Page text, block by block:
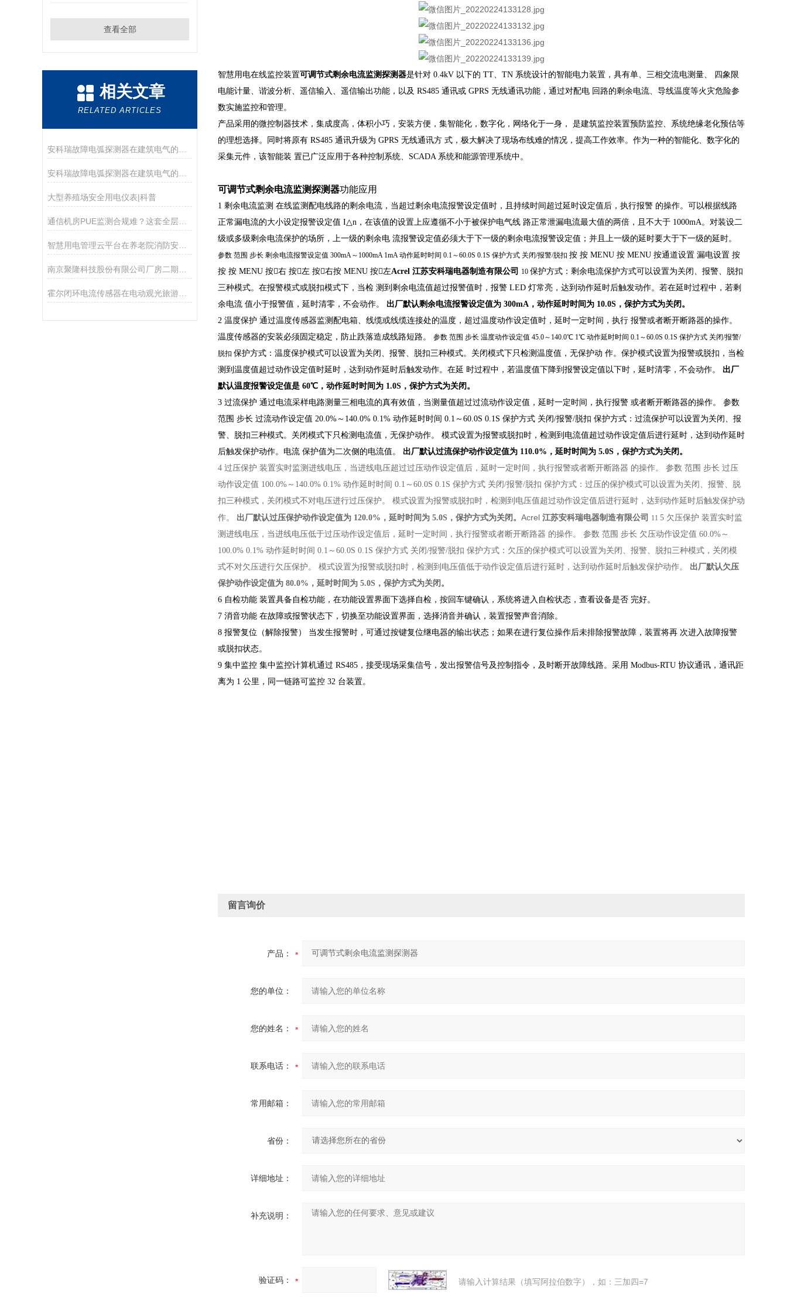
查看全部
相关文章
RELATED ARTICLES
大型养殖场安全用电仪表|科普
通信机房PUE监测合规难？这套全层级硬件直接满足双碳考核要求
智慧用电管理云平台在养老院消防安全工作中的应用
霍尔闭环电流传感器在电动观光旅游车上的应用
智慧用电在线监控装置可调节式剩余电流监测探测器是针对 0.4kV 以下的 TT、TN 系统设计的智能电力装置，具有单、三相交流电测量、
四象限
电能计量、谐波分析、遥信输入、遥信输出功能，以及 RS485 通讯或 GPRS 无线通讯功能，通过对配电 回路的剩余电流、导线温度等火灾危险参
数实施监控和管理。
产品采用的微控制器技术，集成度高，体积小巧，安装方便，集智能化，数字化，网络化于一身， 是建筑监控装置预防监控、系统绝缘老化预估等
的理想选择。同时将原有 RS485 通讯升级为 GPRS 无线通讯方 式，极大解决了现场布线难的情况，提高工作效率。作为一种的智能化、数字化的
采集元件，该智能装 置已广泛应用于各种控制系统、SCADA 系统和能源管理系统中。
可调节式剩余电流监测探测器功能应用
1 剩余电流监测 在线监测配电线路的剩余电流，当超过剩余电流报警设定值时，且持续时间超过延时设定值后，执行报警 的操作。可以根据线路
正常漏电流的大小设定报警设定值 I△n，在该值的设置上应遵循不小于被保护电气线 路正常泄漏电流最大值的两倍，且不大于 1000mA。对装设二
级或多级剩余电流保护的场所，上一级的剩余电 流报警设定值必须大于下一级的剩余电流报警设定值；并且上一级的延时要大于下一级的延时。
参数 范围 步长 剩余电流报警设定值 300mA～1000mA 1mA动作延时时间 0.1～60.0S 0.1S 保护方式 关闭/报警/脱扣 按 按 MENU 按 MENU 按通道设置 漏电设置 按
按 按 MENU 按右 按左 按右按 MENU 按左Acrel 江苏安科瑞电器制造有限公司 10 保护方式：剩余电流保护方式可以设置为关闭、报警、脱扣
三种模式。在报警模式或脱扣模式下，当检 测到剩余电流值超过报警值时，报警 LED 灯常亮，达到动作延时后触发动作。若在延时过程中，若剩
余电流 值小于报警值，延时清零，不会动作。 出厂默认剩余电流报警设定值为 300mA，动作延时时间为 10.0S，保护方式为关闭。
2 温度保护 通过温度传感器监测配电箱、线缆或线缆连接处的温度，超过温度动作设定值时，延时一定时间，执行 报警或者断开断路器的操作。
温度传感器的安装必须固定稳定，防止跌落造成线路短路。 参数 范围 步长 温度动作设定值 45.0～140.0℃ 1℃ 动作延时时间 0.1～60.0S 0.1S 保护方式 关闭/报警/
脱扣 保护方式：温度保护模式可以设置为关闭、报警、脱扣三种模式。关闭模式下只检测温度值，无保护动 作。保护模式设置为报警或脱扣，当检
测到温度值超过动作设定值时延时，达到动作延时后触发动作。在延 时过程中，若温度值下降到报警设定值以下时，延时清零，不会动作。 出厂
默认温度报警设定值是 60℃，动作延时时间为 1.0S，保护方式为关闭。
3 过流保护 通过电流采样电路测量三相电流的真有效值，当测量值超过过流动作设定值，延时一定时间，执行报警 或者断开断路器的操作。 参数
范围 步长 过流动作设定值 20.0%～140.0% 0.1% 动作延时时间 0.1～60.0S 0.1S 保护方式 关闭/报警/脱扣 保护方式：过流保护可以设置为关闭、报
警、脱扣三种模式。关闭模式下只检测电流值，无保护动作。 模式设置为报警或脱扣时，检测到电流值超过动作设定值后进行延时，达到动作延时
后触发保护动作。电流 保护值为二次侧的电流值。 出厂默认过流保护动作设定值为 110.0%，延时时间为 5.0S，保护方式为关闭。
4 过压保护 装置实时监测进线电压，当进线电压超过过压动作设定值后，延时一定时间，执行报警或者断开断路器 的操作。 参数 范围 步长 过压
动作设定值 100.0%～140.0% 0.1% 动作延时时间 0.1～60.0S 0.1S 保护方式 关闭/报警/脱扣 保护方式：过压的保护模式可以设置为关闭、报警、脱
扣三种模式，关闭模式不对电压进行过压保护。 模式设置为报警或脱扣时，检测到电压值超过动作设定值后进行延时，达到动作延时后触发保护动
作。 出厂默认过压保护动作设定值为 120.0%，延时时间为 5.0S，保护方式为关闭。 Acrel 江苏安科瑞电器制造有限公司 11 5 欠压保护 装置实时监
测进线电压，当进线电压低于过压动作设定值后，延时一定时间，执行报警或者断开断路器 的操作。 参数 范围 步长 欠压动作设定值 60.0%～
100.0% 0.1% 动作延时时间 0.1～60.0S 0.1S 保护方式 关闭/报警/脱扣 保护方式：欠压的保护模式可以设置为关闭、报警、脱扣三种模式，关闭模
式不对欠压进行欠压保护。 模式设置为报警或脱扣时，检测到电压值低于动作设定值后进行延时，达到动作延时后触发保护动作。 出厂默认欠压
保护动作设定值为 80.0%，延时时间为 5.0S，保护方式为关闭。
6 自检功能 装置具备自检功能，在功能设置界面下选择自检，按回车键确认，系统将进入自检状态，查看设备是否 完好。
7 消音功能 在故障或报警状态下，切换至功能设置界面，选择消音并确认，装置报警声音消除。
8 报警复位（解除报警） 当发生报警时，可通过按键复位继电器的输出状态；如果在进行复位操作后未排除报警故障，装置将再 次进入故障报警
或脱扣状态。
9 集中监控 集中监控计算机通过 RS485，接受现场采集信号，发出报警信号及控制指令，及时断开故障线路。采用 Modbus-RTU 协议通讯，通讯距
离为 1 公里，同一链路可监控 32 台装置。
留言询价
产品：
您的单位：
您的姓名：
联系电话：
常用邮箱：
省份：
详细地址：
补充说明：
验证码： 请输入计算结果（填写阿拉伯数字），如：三加四=7